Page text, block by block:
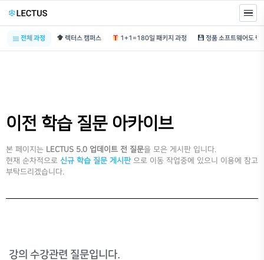
전체 과정 렉터스 캠퍼스 1+1=180일 패키지 과정
이전 학습 질문 아카이브
본 페이지는 LECTUS 5.0 업데이트 전 질문을 모은 게시판 입니다.
현재 순차적으로 신규 학습 질문 게시판 으로 이동 작업중에 있으니 이용에 참고
부탁드리겠습니다.
강의 수강관련 질문입니다.